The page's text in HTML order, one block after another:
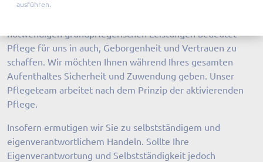
sind das wichtigste Bindeglied zwischen Ihnen, den Ärzten
notwendigen grundpflegerischen Leistungen bedeutet
Pflege für uns in auch, Geborgenheit und Vertrauen zu
schaffen. Wir möchten Ihnen während Ihres gesamten
Aufenthaltes Sicherheit und Zuwendung geben. Unser
Pflegeteam arbeitet nach dem Prinzip der aktivierenden
Pflege.
Insofern ermutigen wir Sie zu selbstständigem und
eigenverantwortlichem Handeln. Sollte Ihre
Eigenverantwortung und Selbstständigkeit jedoch
ausführen.